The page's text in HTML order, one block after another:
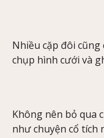
Nhiều cặp đôi
chụp hình cưới và
Không nên bỏ qua
như chuyện cổ tích